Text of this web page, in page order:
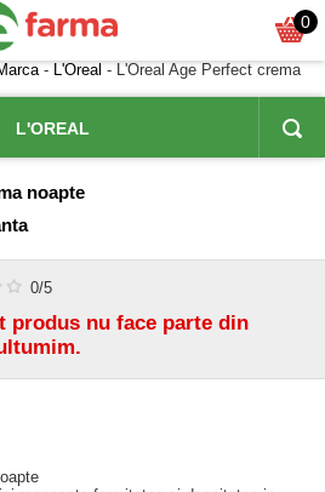
0
- L'Oreal - L'Oreal Age Perfect crema
L'OREAL
noapte
0/5
produs nu face parte din